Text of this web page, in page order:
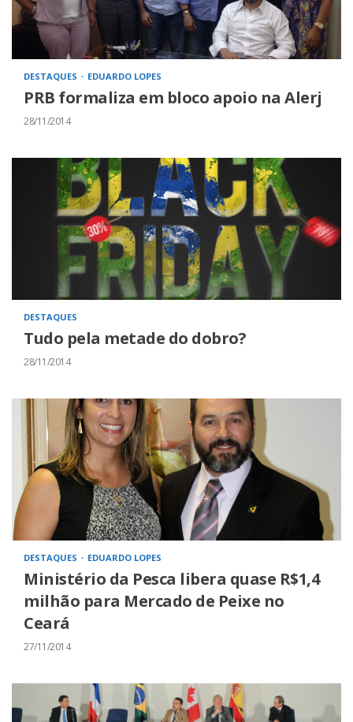
DESTAQUES EDUARDO LOPES
PRB formaliza em bloco apoio na Alerj
28/11/2014
DESTAQUES
Tudo pela metade do dobro?
28/11/2014
DESTAQUES EDUARDO LOPES
Ministério da Pesca libera quase R$1,4
milhão para Mercado de Peixe no
Ceará
27/11/2014